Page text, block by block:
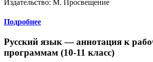
Издательство: М. Просвещение
Подробнее
Русский язык — аннотация к
программам (10-11 класс)